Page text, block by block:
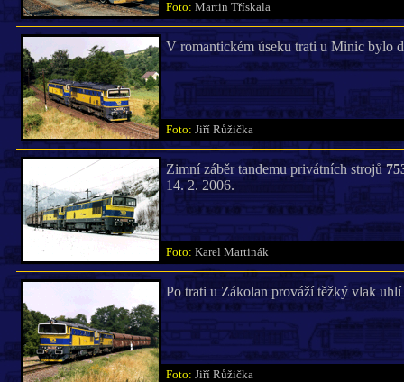
Foto: Martin Třískala
V romantickém úseku trati u Minic bylo
Foto: Jiří Růžička
Zimní záběr tandemu privátních strojů
14. 2. 2006.
Foto: Karel Martinák
Po trati u Zákolan prováží těžký vlak
Foto: Jiří Růžička